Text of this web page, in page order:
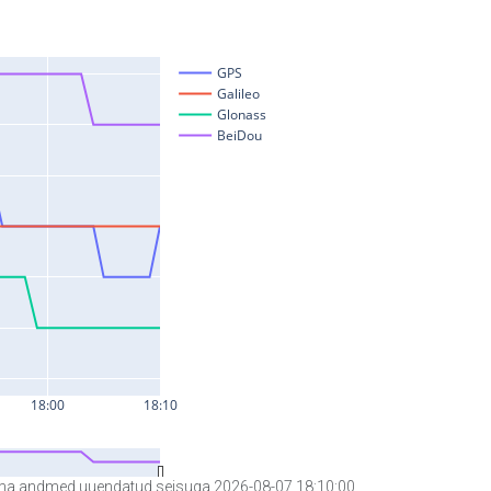
andmed uuendatud seisuga 2026-08-07 18:10:00